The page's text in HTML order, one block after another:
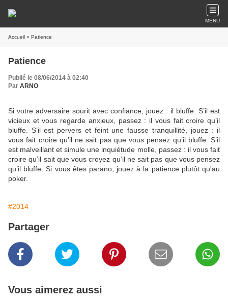
MENU
Accueil » Patience
Patience
Publié le 08/06/2014 à 02:40
Par ARNO
Si votre adversaire sourit avec confiance, jouez : il bluffe. S’il est
vicieux et vous regarde anxieux, passez : il vous fait croire qu’il
bluffe. S’il est pervers et feint une fausse tranquillité, jouez : il
vous fait croire qu’il ne sait pas que vous pensez qu’il bluffe. S’il
est malveillant et simule une inquiétude molle, passez : il vous fait
croire qu’il sait que vous croyez qu’il ne sait pas que vous pensez
qu’il bluffe. Si vous êtes parano, jouez à la patience plutôt qu'au
poker.
#2014
Partager
Vous aimerez aussi